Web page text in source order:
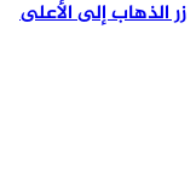
زر الذهاب إلى الأعلى